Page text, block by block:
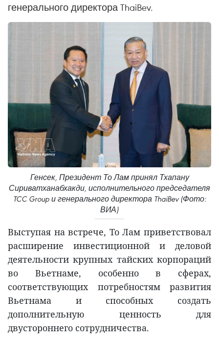
генерального директора ThaiBev.
Генсек, Президент То Лам принял Тхапану
Сириватханабхакди, исполнительного председателя
TCC Group и генерального директора ThaiBev (Фото:
ВИА)
Выступая на встрече, То Лам приветствовал
расширение инвестиционной и деловой
деятельности крупных тайских корпораций
во Вьетнаме, особенно в сферах,
соответствующих потребностям развития
Вьетнама и способных создать
дополнительную ценность для
двустороннего сотрудничества.